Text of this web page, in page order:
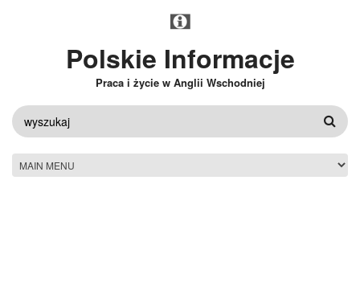
Polskie Informacje
Praca i życie w Anglii Wschodniej
FORMULARZ
WYSZUKIWANIA